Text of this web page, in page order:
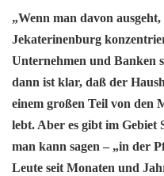
„Wenn man davon
Jekaterinenburg
Unternehmen und Banken
dann ist klar, daß der
einem großen Teil von den
lebt. Aber es gibt im
man kann sagen – „in der
Leute seit Monaten und